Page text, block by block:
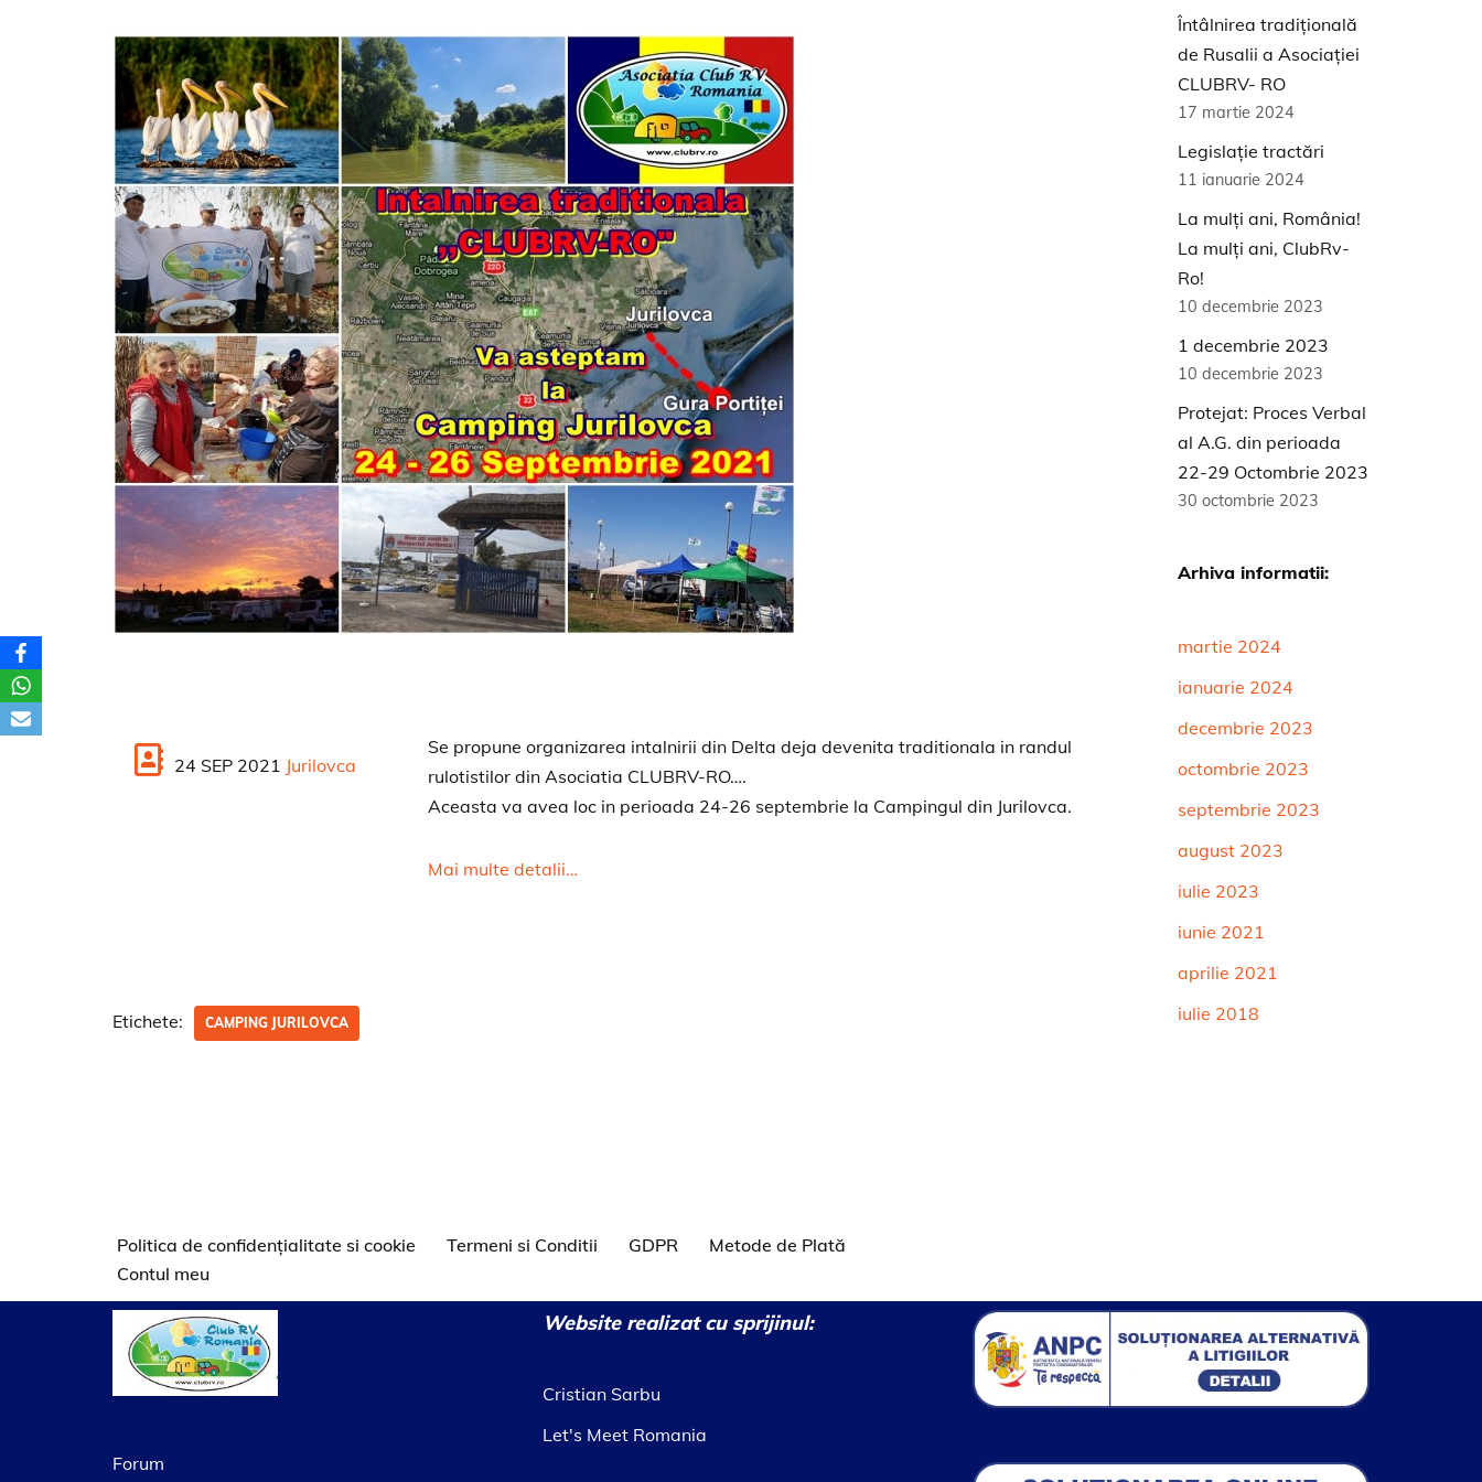
24 SEP 2021 Jurilovca
Se propune organizarea intalnirii din Delta deja devenita traditionala in randul
rulotistilor din Asociatia CLUBRV-RO….
Aceasta va avea loc in perioada 24-26 septembrie la Campingul din Jurilovca.
Mai multe detalii…
Etichete: CAMPING JURILOVCA
Întâlnirea tradițională
de Rusalii a Asociației
CLUBRV- RO
17 martie 2024
Legislație tractări
11 ianuarie 2024
La mulţi ani, România!
La mulţi ani, ClubRv-
Ro!
10 decembrie 2023
1 decembrie 2023
10 decembrie 2023
Protejat: Proces Verbal
al A.G. din perioada
22-29 Octombrie 2023
30 octombrie 2023
Arhiva informatii:
martie 2024
ianuarie 2024
decembrie 2023
octombrie 2023
septembrie 2023
august 2023
iulie 2023
iunie 2021
aprilie 2021
iulie 2018
Politica de confidențialitate si cookie Termeni si Conditii GDPR
Metode de Plată
Contul meu
Forum
Website realizat cu sprijinul:
Cristian Sarbu
Let's Meet Romania